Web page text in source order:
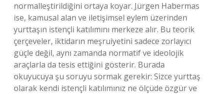
normalleştirildiğini ortaya koyar. Jürgen Habermas
ise, kamusal alan ve iletişimsel eylem üzerinden
yurttaşın istençli katılımını merkeze alır. Bu teorik
çerçeveler, iktidarın meşruiyetini sadece zorlayıcı
güçle değil, aynı zamanda normatif ve ideolojik
araçlarla da tesis ettiğini gösterir. Burada
okuyucuya şu soruyu sormak gerekir: Sizce yurttaş
olarak kendi istençli katılımınız ne ölçüde özgür ve